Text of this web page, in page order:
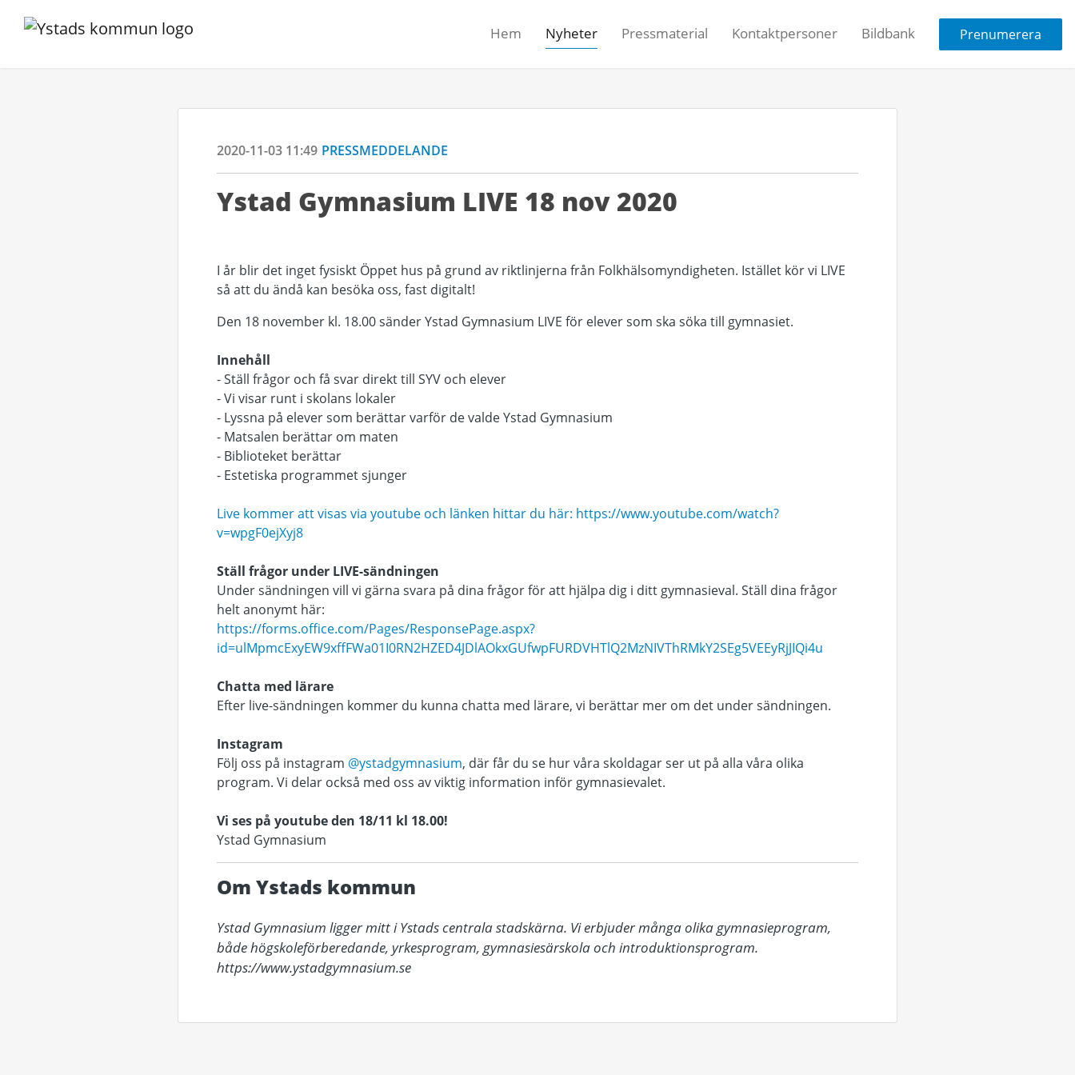
Hem Nyheter Pressmaterial Kontaktpersoner Bildbank Prenumerera
2020-11-03 11:49 PRESSMEDDELANDE
Ystad Gymnasium LIVE 18 nov 2020
I år blir det inget fysiskt Öppet hus på grund av riktlinjerna från Folkhälsomyndigheten. Istället kör vi LIVE
så att du ändå kan besöka oss, fast digitalt!
Den 18 november kl. 18.00 sänder Ystad Gymnasium LIVE för elever som ska söka till gymnasiet.
Innehåll
- Ställ frågor och få svar direkt till SYV och elever
- Vi visar runt i skolans lokaler
- Lyssna på elever som berättar varför de valde Ystad Gymnasium
- Matsalen berättar om maten
- Biblioteket berättar
- Estetiska programmet sjunger
Live kommer att visas via youtube och länken hittar du här: https://www.youtube.com/watch?
v=wpgF0ejXyj8
Ställ frågor under LIVE-sändningen
Under sändningen vill vi gärna svara på dina frågor för att hjälpa dig i ditt gymnasieval. Ställ dina frågor
helt anonymt här:
https://forms.office.com/Pages/ResponsePage.aspx?
id=ulMpmcExyEW9xffFWa01I0RN2HZED4JDlAOkxGUfwpFURDVHTlQ2MzNIVThRMkY2SEg5VEEyRjJIQi4u
Chatta med lärare
Efter live-sändningen kommer du kunna chatta med lärare, vi berättar mer om det under sändningen.
Instagram
Följ oss på instagram @ystadgymnasium, där får du se hur våra skoldagar ser ut på alla våra olika
program. Vi delar också med oss av viktig information inför gymnasievalet.
Vi ses på youtube den 18/11 kl 18.00!
Ystad Gymnasium
Om Ystads kommun
Ystad Gymnasium ligger mitt i Ystads centrala stadskärna. Vi erbjuder många olika gymnasieprogram,
både högskoleförberedande, yrkesprogram, gymnasiesärskola och introduktionsprogram.
https://www.ystadgymnasium.se